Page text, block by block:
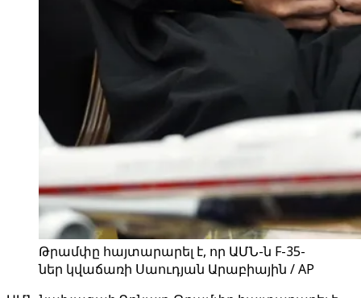
Թրամփը հայտարարել է, որ ԱՄՆ-ն F-35-
ներ կվաճառի Սաուդյան Արաբիային / AP